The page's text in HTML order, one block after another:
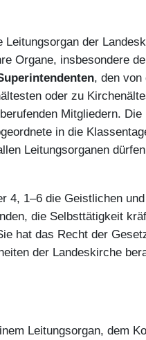
Leitungsorgan der
Organe, insbesondere
, den von
oder zu
Mitgliedern.
in die
Leitungsorganen
4, 1–6 die Geistlichen
die Selbsttätigkeit
hat das Recht der
der Landeskirche
Leitungsorgan, dem